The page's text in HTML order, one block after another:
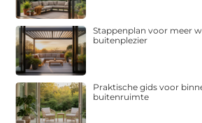
Stappenplan voor meer
buitenplezier
Praktische gids voor
buitenruimte